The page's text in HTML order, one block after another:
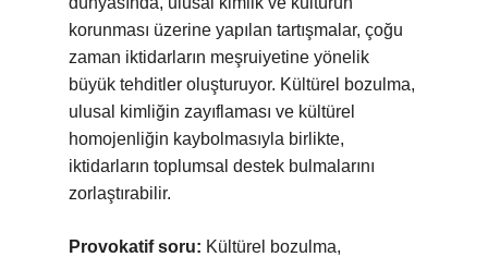
korunması üzerine yapılan tartışmalar, çoğu
zaman iktidarların meşruiyetine yönelik
büyük tehditler oluşturuyor. Kültürel bozulma,
ulusal kimliğin zayıflaması ve kültürel
homojenliğin kaybolmasıyla birlikte,
iktidarların toplumsal destek bulmalarını
zorlaştırabilir.
Provokatif soru: Kültürel bozulma,